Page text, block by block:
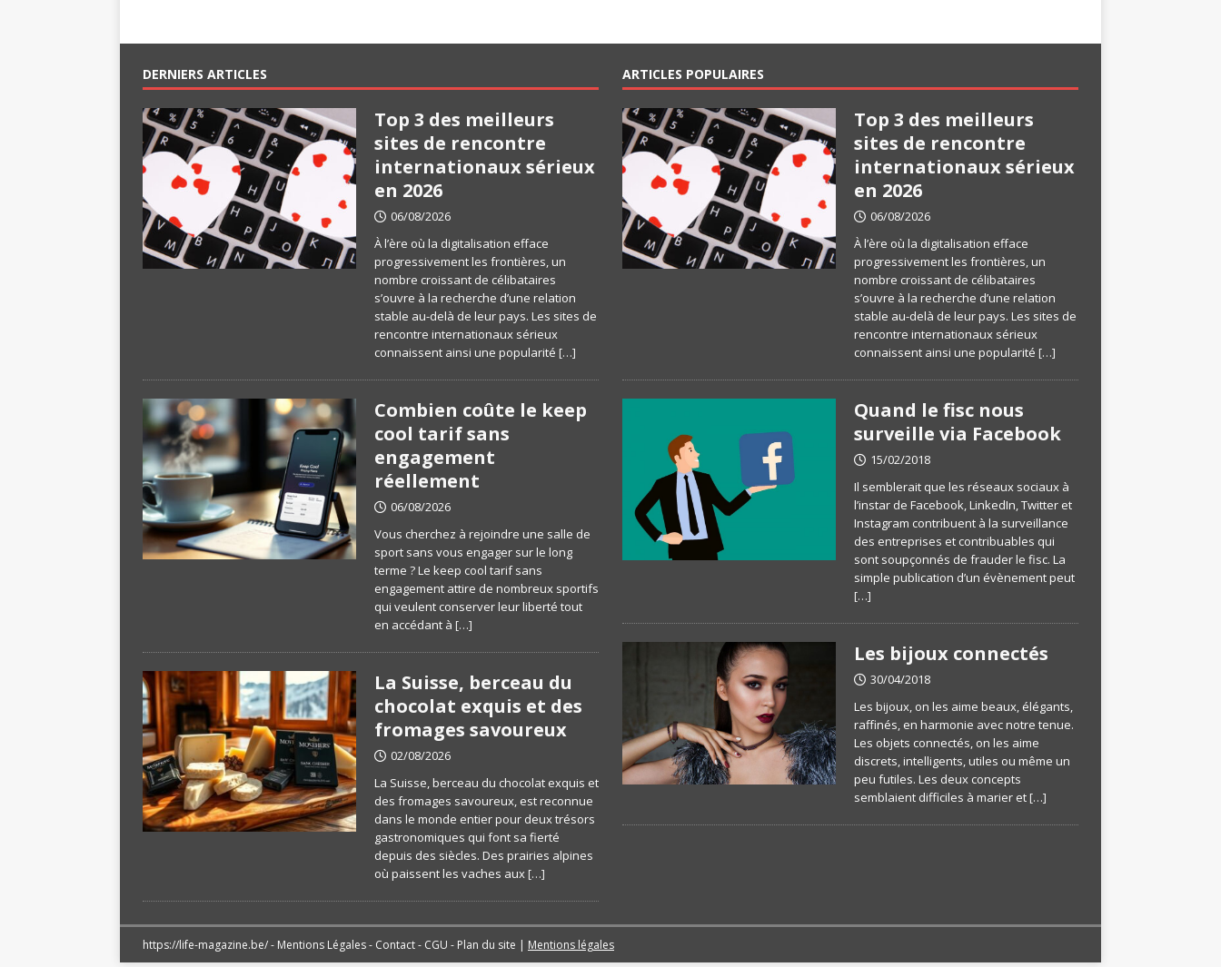
DERNIERS ARTICLES
Top 3 des meilleurs
sites de rencontre
internationaux sérieux
en 2026
06/08/2026
À l’ère où la digitalisation efface
progressivement les frontières, un
nombre croissant de célibataires
s’ouvre à la recherche d’une relation
stable au-delà de leur pays. Les sites de
rencontre internationaux sérieux
connaissent ainsi une popularité […]
Combien coûte le keep
cool tarif sans
engagement
réellement
06/08/2026
Vous cherchez à rejoindre une salle de
sport sans vous engager sur le long
terme ? Le keep cool tarif sans
engagement attire de nombreux sportifs
qui veulent conserver leur liberté tout
en accédant à […]
La Suisse, berceau du
chocolat exquis et des
fromages savoureux
02/08/2026
La Suisse, berceau du chocolat exquis et
des fromages savoureux, est reconnue
dans le monde entier pour deux trésors
gastronomiques qui font sa fierté
depuis des siècles. Des prairies alpines
où paissent les vaches aux[…]
ARTICLES POPULAIRES
Top 3 des meilleurs
sites de rencontre
internationaux sérieux
en 2026
06/08/2026
À l’ère où la digitalisation efface
progressivement les frontières, un
nombre croissant de célibataires
s’ouvre à la recherche d’une relation
stable au-delà de leur pays. Les sites de
rencontre internationaux sérieux
connaissent ainsi une popularité […]
Quand le fisc nous
surveille via Facebook
15/02/2018
Il semblerait que les réseaux sociaux à
l’instar de Facebook, LinkedIn, Twitter et
Instagram contribuent à la surveillance
des entreprises et contribuables qui
sont soupçonnés de frauder le fisc. La
simple publication d’un évènement peut
[…]
Les bijoux connectés
30/04/2018
Les bijoux, on les aime beaux, élégants,
raffinés, en harmonie avec notre tenue.
Les objets connectés, on les aime
discrets, intelligents, utiles ou même un
peu futiles. Les deux concepts
semblaient difficiles à marier et[…]
https://life-magazine.be/ - Mentions Légales- Contact- CGU - Plan du site | Mentions légales